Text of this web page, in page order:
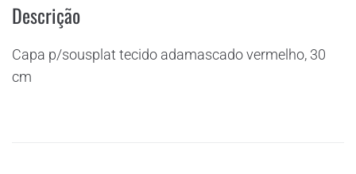
Descrição
Capa p/sousplat tecido adamascado vermelho, 30
cm